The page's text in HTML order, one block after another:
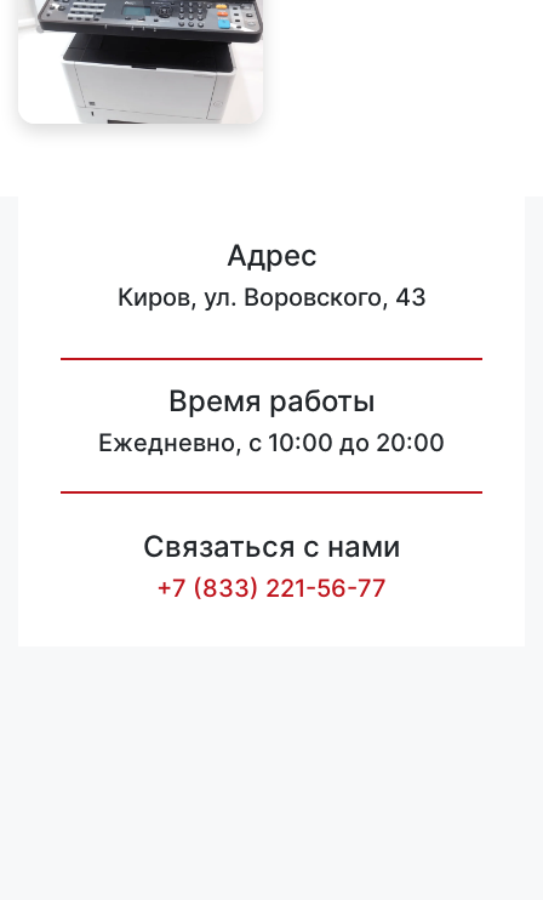
Адрес
Киров, ул. Воровского, 43
Время работы
Ежедневно, с 10:00 до 20:00
Связаться с нами
+7 (833) 221-56-77